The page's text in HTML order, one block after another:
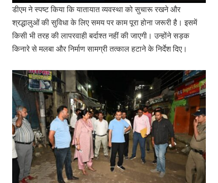
डीएम ने स्पष्ट किया कि यातायात व्यवस्था को सुचारू रखने और
श्रद्धालुओं की सुविधा के लिए समय पर काम पूरा होना जरूरी है। इसमें
किसी भी तरह की लापरवाही बर्दाश्त नहीं की जाएगी। उन्होंने सड़क
किनारे से मलबा और निर्माण सामग्री तत्काल हटाने के निर्देश दिए।